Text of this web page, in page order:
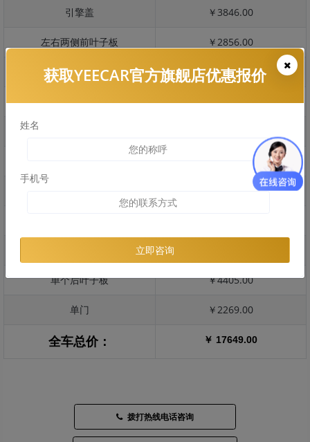
引擎盖 ￥3846.00
左右两侧前叶子板 ￥2856.00
反光镜 ￥685.00
后保险杠 ￥3204.00
￥1475.00
￥2313.00
单个后叶子板 ￥4405.00
单门 ￥2269.00
全车总价： ￥ 17649.00
拨打热线电话咨询
获取YEECAR官方旗舰店优惠报价
姓名
手机号
立即咨询